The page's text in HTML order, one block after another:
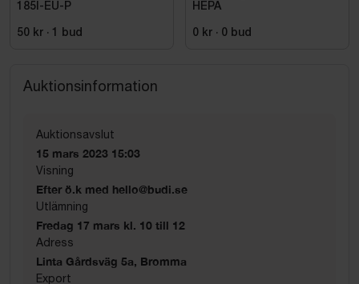
185I-EU-P
50 kr · 1 bud
HEPA
0 kr · 0 bud
Auktionsinformation
Auktionsavslut
15 mars 2023 15:03
Visning
Efter ö.k med hello@budi.se
Utlämning
Fredag 17 mars kl. 10 till 12
Adress
Linta Gårdsväg 5a, Bromma
Export